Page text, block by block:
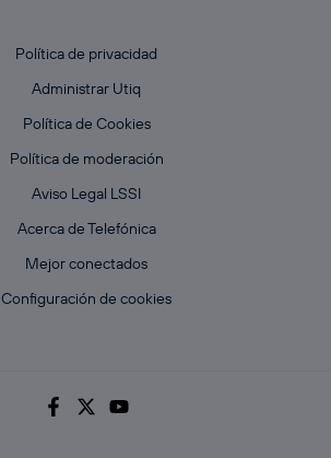
Política de privacidad
Administrar Utiq
Política de Cookies
Política de moderación
Aviso Legal LSSI
Acerca de Telefónica
Mejor conectados
Configuración de cookies